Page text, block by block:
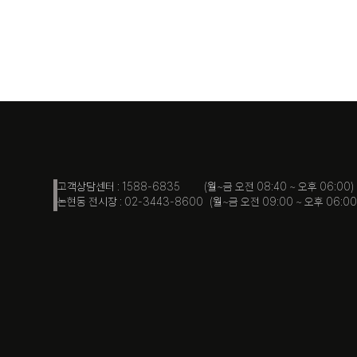
고객상담센터 : 1588-6835 (월~금 오전 08:40 ~ 오후 06:00)
논현동 전시장 : 02-3443-8600 (월~금 오전 09:00 ~ 오후